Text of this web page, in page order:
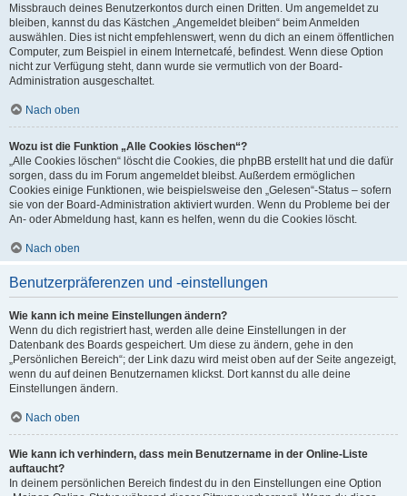
Missbrauch deines Benutzerkontos durch einen Dritten. Um angemeldet zu
bleiben, kannst du das Kästchen „Angemeldet bleiben“ beim Anmelden
auswählen. Dies ist nicht empfehlenswert, wenn du dich an einem öffentlichen
Computer, zum Beispiel in einem Internetcafé, befindest. Wenn diese Option
nicht zur Verfügung steht, dann wurde sie vermutlich von der Board-
Administration ausgeschaltet.
Nach oben
Wozu ist die Funktion „Alle Cookies löschen“?
„Alle Cookies löschen“ löscht die Cookies, die phpBB erstellt hat und die dafür
sorgen, dass du im Forum angemeldet bleibst. Außerdem ermöglichen
Cookies einige Funktionen, wie beispielsweise den „Gelesen“-Status – sofern
sie von der Board-Administration aktiviert wurden. Wenn du Probleme bei der
An- oder Abmeldung hast, kann es helfen, wenn du die Cookies löscht.
Nach oben
Benutzerpräferenzen und -einstellungen
Wie kann ich meine Einstellungen ändern?
Wenn du dich registriert hast, werden alle deine Einstellungen in der
Datenbank des Boards gespeichert. Um diese zu ändern, gehe in den
„Persönlichen Bereich“; der Link dazu wird meist oben auf der Seite angezeigt,
wenn du auf deinen Benutzernamen klickst. Dort kannst du alle deine
Einstellungen ändern.
Nach oben
Wie kann ich verhindern, dass mein Benutzername in der Online-Liste
auftaucht?
In deinem persönlichen Bereich findest du in den Einstellungen eine Option